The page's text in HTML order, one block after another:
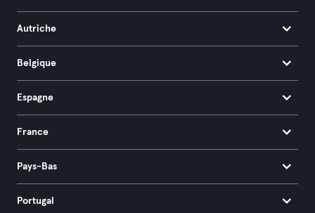
Autriche
Belgique
Espagne
France
Pays-Bas
Portugal